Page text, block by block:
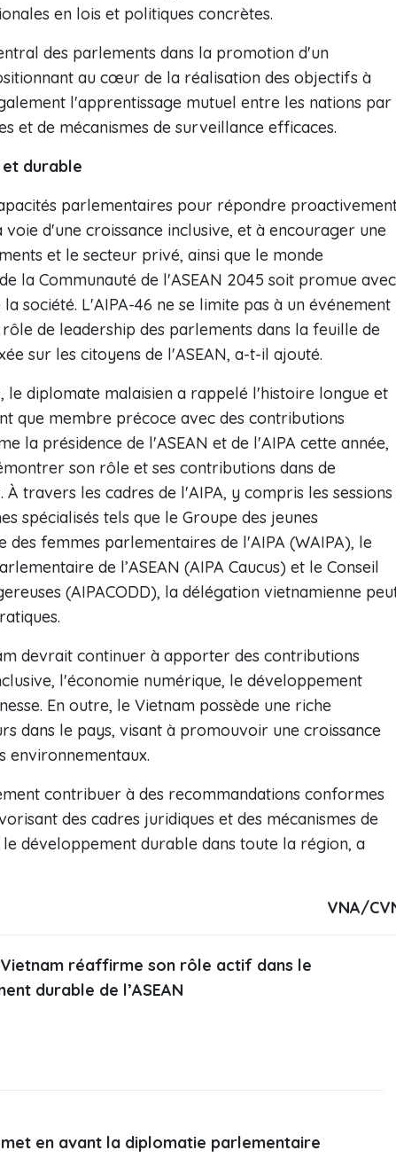
en lois et politiques concrètes.
des parlements dans la promotion d'un
au cœur de la réalisation des objectifs à
l'apprentissage mutuel entre les nations par
et de mécanismes de surveillance efficaces.
durable
parlementaires pour répondre
d'une croissance inclusive, et à encourager une
et le secteur privé, ainsi que le monde
la Communauté de l'ASEAN 2045 soit promue avec
société. L'AIPA-46 ne se limite pas à un événement
de leadership des parlements dans la feuille de
sur les citoyens de l'ASEAN, a-t-il ajouté.
le diplomate malaisien a rappelé l'histoire longue et
que membre précoce avec des contributions
la présidence de l'ASEAN et de l'AIPA cette année,
son rôle et ses contributions dans de
travers les cadres de l'AIPA, y compris les sessions
spécialisés tels que le Groupe des jeunes
des femmes parlementaires de l'AIPA (WAIPA), le
de l’ASEAN (AIPA Caucus) et le Conseil
(AIPACODD), la délégation vietnamienne
devrait continuer à apporter des contributions
l'économie numérique, le développement
En outre, le Vietnam possède une riche
dans le pays, visant à promouvoir une croissance
environnementaux.
contribuer à des recommandations conformes
des cadres juridiques et des mécanismes de
développement durable dans toute la région, a
VNA/
Vietnam réaffirme son rôle actif dans le
durable de l’ASEAN
en avant la diplomatie parlementaire